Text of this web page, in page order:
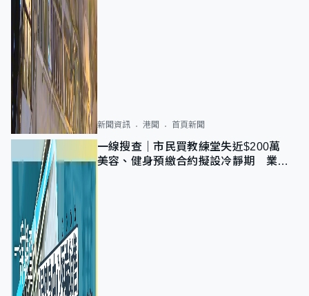
新聞資訊 港聞 首頁新聞
一線搜查｜市民買教練堂失近$200萬
美容、健身預繳合約擬設冷靜期 業界